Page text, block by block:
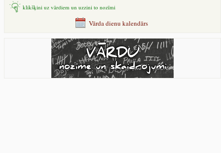
klikšķini uz vārdiem un uzzini to nozīmi
Vārda dienu kalendārs